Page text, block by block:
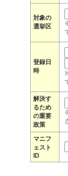
対象の
選挙区
登録日
時
解決す
るため
の重要
政策
マニフ
ェスト
ID